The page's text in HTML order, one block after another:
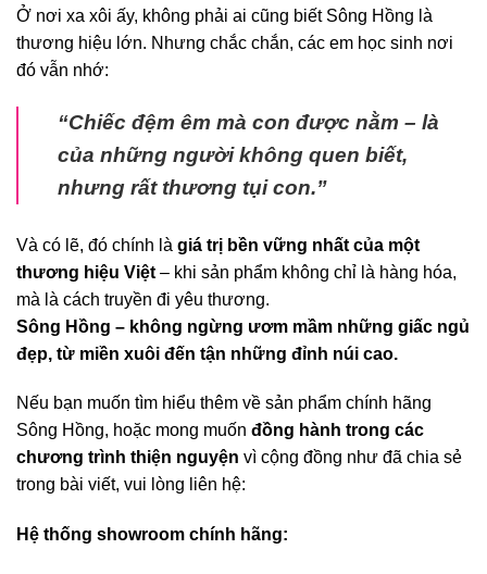
Ở nơi xa xôi ấy, không phải ai cũng biết Sông Hồng là
thương hiệu lớn. Nhưng chắc chắn, các em học sinh nơi
đó vẫn nhớ:
“Chiếc đệm êm mà con được nằm – là
của những người không quen biết,
nhưng rất thương tụi con.”
Và có lẽ, đó chính là giá trị bền vững nhất của một
thương hiệu Việt – khi sản phẩm không chỉ là hàng hóa,
mà là cách truyền đi yêu thương.
Sông Hồng – không ngừng ươm mầm những giấc ngủ
đẹp, từ miền xuôi đến tận những đỉnh núi cao.
Nếu bạn muốn tìm hiểu thêm về sản phẩm chính hãng
Sông Hồng, hoặc mong muốn đồng hành trong các
chương trình thiện nguyện vì cộng đồng như đã chia sẻ
trong bài viết, vui lòng liên hệ:
Hệ thống showroom chính hãng: